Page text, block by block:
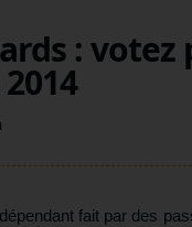
:
fait par des